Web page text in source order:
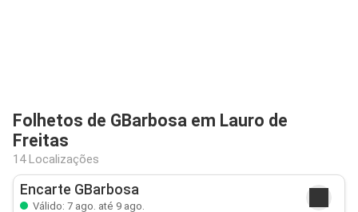
Folhetos de GBarbosa em Lauro de
Freitas
14 Localizações
Encarte GBarbosa
Válido: 7 ago. até 9 ago.